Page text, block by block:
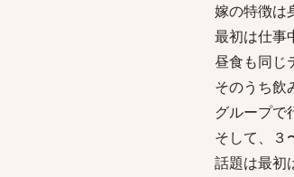
嫁の特徴は
最初は仕事
昼食も同じ
そのうち飲
グループで
そして、３
話題は最初